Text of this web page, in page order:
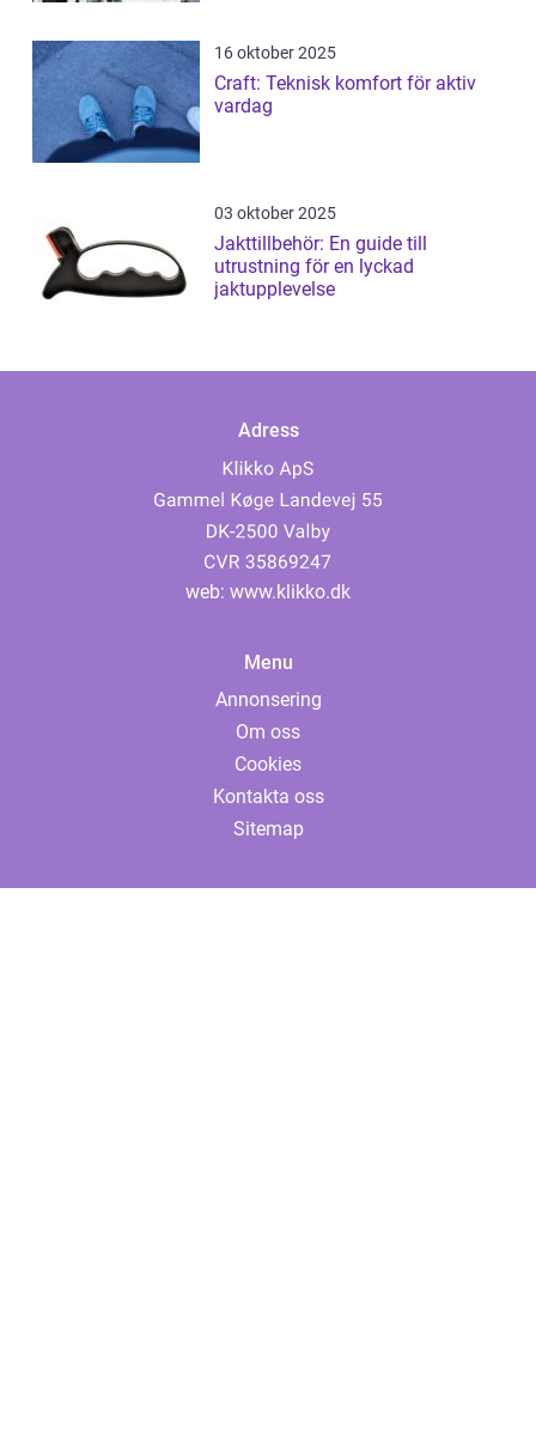
16 oktober 2025
Craft: Teknisk komfort för aktiv
vardag
03 oktober 2025
Jakttillbehör: En guide till
utrustning för en lyckad
jaktupplevelse
Adress
web: www.klikko.dk
Menu
Annonsering
Om oss
Cookies
Kontakta oss
Sitemap